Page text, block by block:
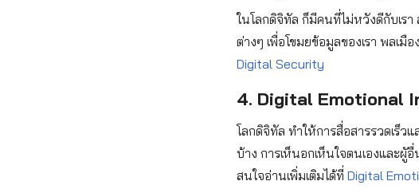
ในโลกดิจิทัล ก็มีคนที่ไม่หวังดีกับเร
ต่างๆ เพื่อโขมยข้อมูลของเรา พลเ
Digital Security
4. Digital Emotional
โลกดิจิทัล ทำให้การสื่อสารรวดเร็ว
บ้าง การเห็นอกเห็นใจตนเองและ
สนใจอ่านเพิ่มเติมได้ที่ Digital